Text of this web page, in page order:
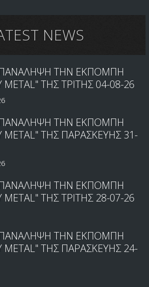
NEWS
ΤΗΝ ΕΚΠΟΜΠΗ
METAL" ΤΗΣ ΤΡΙΤΗΣ 04-08-26
ΤΗΝ ΕΚΠΟΜΠΗ
METAL" ΤΗΣ ΠΑΡΑΣΚΕΥΗΣ 31-
ΤΗΝ ΕΚΠΟΜΠΗ
METAL" ΤΗΣ ΤΡΙΤΗΣ 28-07-26
ΤΗΝ ΕΚΠΟΜΠΗ
METAL" ΤΗΣ ΠΑΡΑΣΚΕΥΗΣ 24-